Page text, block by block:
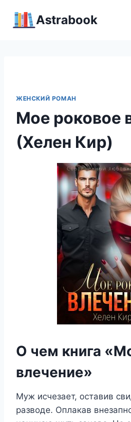
Аstrabook
ЖЕНСКИЙ РОМАН
Мое роковое
(Хелен Кир)
О чем книга
влечение»
Муж исчезает, оставив
разводе. Оплакав